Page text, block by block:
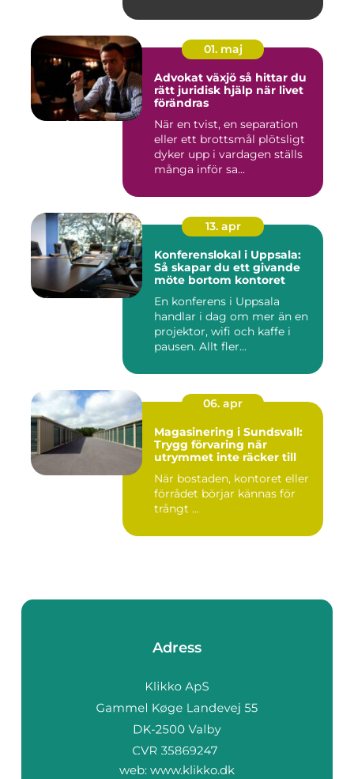
01. maj
Advokat växjö så hittar du
rätt juridisk hjälp när livet
förändras
När en tvist, en separation
eller ett brottsmål plötsligt
dyker upp i vardagen ställs
många inför sa...
13. apr
Konferenslokal i Uppsala:
Så skapar du ett givande
möte bortom kontoret
En konferens i Uppsala
handlar i dag om mer än en
projektor, wifi och kaffe i
pausen. Allt fler...
06. apr
Magasinering i Sundsvall:
Trygg förvaring när
utrymmet inte räcker till
När bostaden, kontoret eller
förrådet börjar kännas för
trångt ...
Adress
web: www.klikko.dk